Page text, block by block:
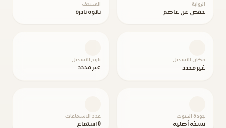
الرواية
حفص عن عاصم
المصحف
تلاوة نادرة
مكان التسجيل
غير محدد
تاريخ التسجيل
غير محدد
جودة الصوت
نسخة أصلية
عدد الاستماعات
0 استماع